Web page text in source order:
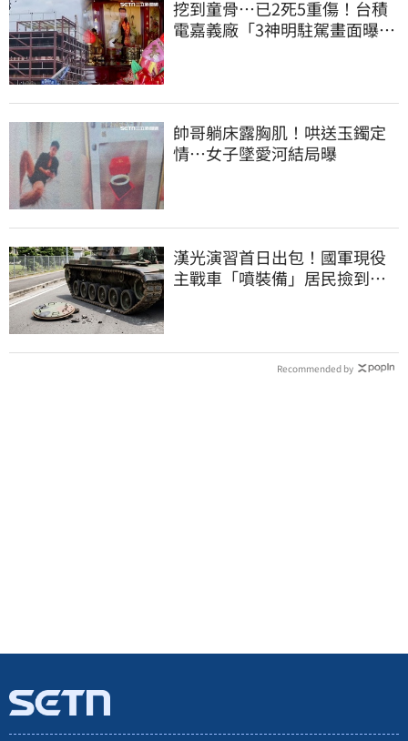
挖到童骨…已2死5重傷！台積
電嘉義廠「3神明駐駕畫面曝
帥哥躺床露胸肌！哄送玉鐲定
情…女子墜愛河結局曝
漢光演習首日出包！國軍現役
主戰車「噴裝備」居民撿到零
Recommended by